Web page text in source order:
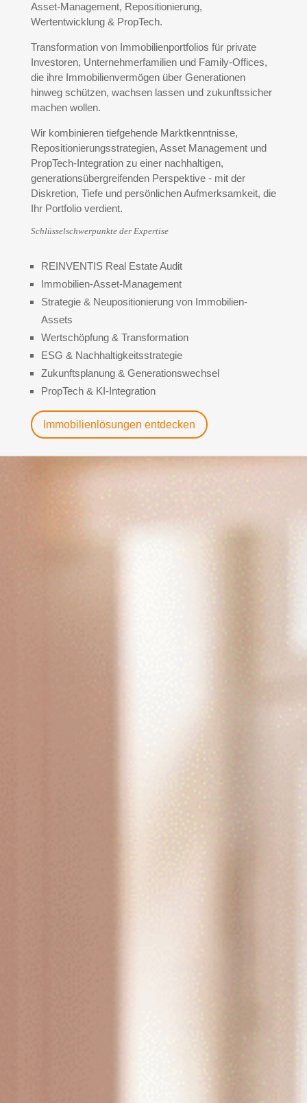
Asset-Management, Repositionierung,
Wertentwicklung & PropTech.
Transformation von Immobilienportfolios für private
Investoren, Unternehmerfamilien und Family-Offices,
die ihre Immobilienvermögen über Generationen
hinweg schützen, wachsen lassen und zukunftssicher
machen wollen.
Wir kombinieren tiefgehende Marktkenntnisse,
Repositionierungsstrategien, Asset Management und
PropTech-Integration zu einer nachhaltigen,
generationsübergreifenden Perspektive - mit der
Diskretion, Tiefe und persönlichen Aufmerksamkeit, die
Ihr Portfolio verdient.
Schlüsselschwerpunkte der Expertise
REINVENTIS Real Estate Audit
Immobilien-Asset-Management
Strategie & Neupositionierung von Immobilien-
Assets
Wertschöpfung & Transformation
ESG & Nachhaltigkeitsstrategie
Zukunftsplanung & Generationswechsel
PropTech & KI-Integration
Immobilienlösungen entdecken